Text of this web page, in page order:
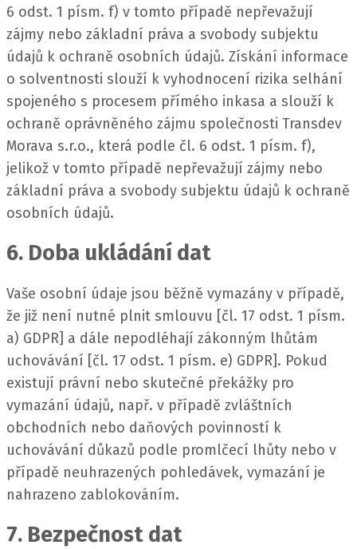
6 odst. 1 písm. f) v tomto případě nepřevažují
zájmy nebo základní práva a svobody subjektu
údajů k ochraně osobních údajů. Získání informace
o solventnosti slouží k vyhodnocení rizika selhání
spojeného s procesem přímého inkasa a slouží k
ochraně oprávněného zájmu společnosti Transdev
Morava s.r.o., která podle čl. 6 odst. 1 písm. f),
jelikož v tomto případě nepřevažují zájmy nebo
základní práva a svobody subjektu údajů k ochraně
osobních údajů.
6. Doba ukládání dat
Vaše osobní údaje jsou běžně vymazány v případě,
že již není nutné plnit smlouvu [čl. 17 odst. 1 písm.
a) GDPR] a dále nepodléhají zákonným lhůtám
uchovávání [čl. 17 odst. 1 písm. e) GDPR]. Pokud
existují právní nebo skutečné překážky pro
vymazání údajů, např. v případě zvláštních
obchodních nebo daňových povinností k
uchovávání důkazů podle promlčecí lhůty nebo v
případě neuhrazených pohledávek, vymazání je
nahrazeno zablokováním.
7. Bezpečnost dat